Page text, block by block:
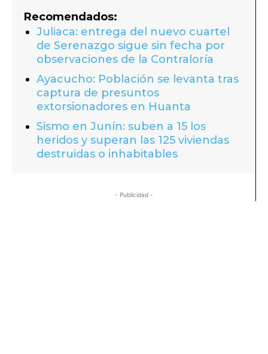
Recomendados:
Juliaca: entrega del nuevo cuartel
de Serenazgo sigue sin fecha por
observaciones de la Contraloría
Ayacucho: Población se levanta tras
captura de presuntos
extorsionadores en Huanta
Sismo en Junín: suben a 15 los
heridos y superan las 125 viviendas
destruidas o inhabitables
- Publicidad -